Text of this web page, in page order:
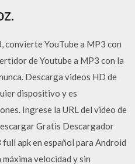
convierte YouTube a MP3 con
de Youtube a MP3 con la
Descarga videos HD de
dispositivo y es
Ingrese la URL del video de
Gratis Descargador
apk en español para Android
velocidad y sin